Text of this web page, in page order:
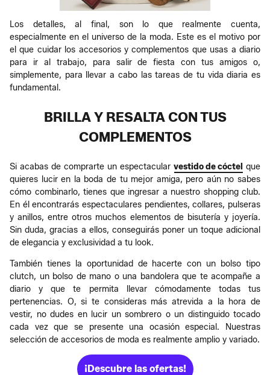
Los detalles, al final, son lo que realmente cuenta,
especialmente en el universo de la moda. Este es el motivo por
el que cuidar los accesorios y complementos que usas a diario
para ir al trabajo, para salir de fiesta con tus amigos o,
simplemente, para llevar a cabo las tareas de tu vida diaria es
fundamental.
BRILLA Y RESALTA CON TUS
COMPLEMENTOS
Si acabas de comprarte un espectacular vestido de cóctel que
quieres lucir en la boda de tu mejor amiga, pero aún no sabes
cómo combinarlo, tienes que ingresar a nuestro shopping club.
En él encontrarás espectaculares pendientes, collares, pulseras
y anillos, entre otros muchos elementos de bisutería y joyería.
Sin duda, gracias a ellos, conseguirás poner un toque adicional
de elegancia y exclusividad a tu look.
También tienes la oportunidad de hacerte con un bolso tipo
clutch, un bolso de mano o una bandolera que te acompañe a
diario y que te permita llevar cómodamente todas tus
pertenencias. O, si te consideras más atrevida a la hora de
vestir, no dudes en lucir un sombrero o un distinguido tocado
cada vez que se presente una ocasión especial. Nuestras
selección de accesorios de moda es realmente amplio y variado.
¡Descubre las ofertas!